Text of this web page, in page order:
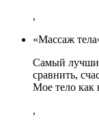
,
«Массаж
Самый
сравнить,
Мое тело как
,